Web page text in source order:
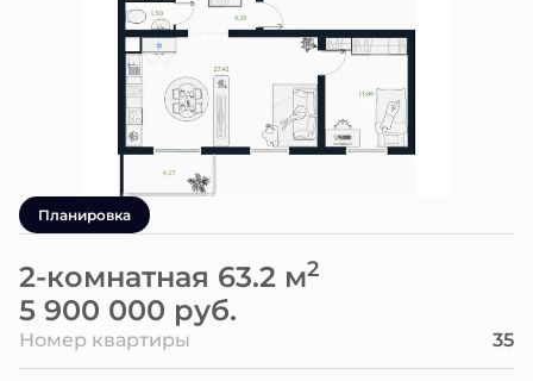
Планировка
2-комнатная 63.2 м2
5 900 000 руб.
Номер квартиры 35